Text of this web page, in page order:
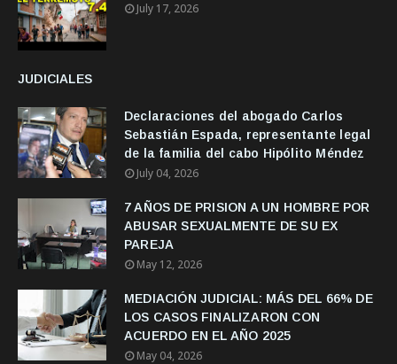
July 17, 2026
JUDICIALES
Declaraciones del abogado Carlos
Sebastián Espada, representante legal
de la familia del cabo Hipólito Méndez
July 04, 2026
7 AÑOS DE PRISION A UN HOMBRE POR
ABUSAR SEXUALMENTE DE SU EX
PAREJA
May 12, 2026
MEDIACIÓN JUDICIAL: MÁS DEL 66% DE
LOS CASOS FINALIZARON CON
ACUERDO EN EL AÑO 2025
May 04, 2026